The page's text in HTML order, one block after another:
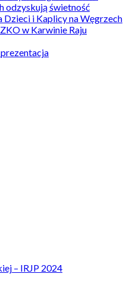
odzyskują świetność
Dzieci i Kaplicy na Węgrzech
w Karwinie Raju
– IRJP 2024